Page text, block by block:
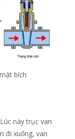
bích
này trục van
đi xuống, van